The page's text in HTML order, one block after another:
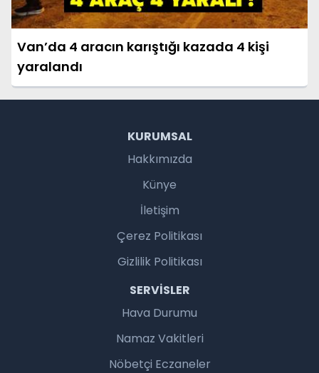
Van’da 4 aracın karıştığı kazada 4 kişi
yaralandı
KURUMSAL
Hakkımızda
Künye
İletişim
Çerez Politikası
Gizlilik Politikası
SERVISLER
Hava Durumu
Namaz Vakitleri
Nöbetçi Eczaneler